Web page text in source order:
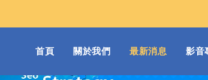
首頁(current)
關於我們 最新消息 影音